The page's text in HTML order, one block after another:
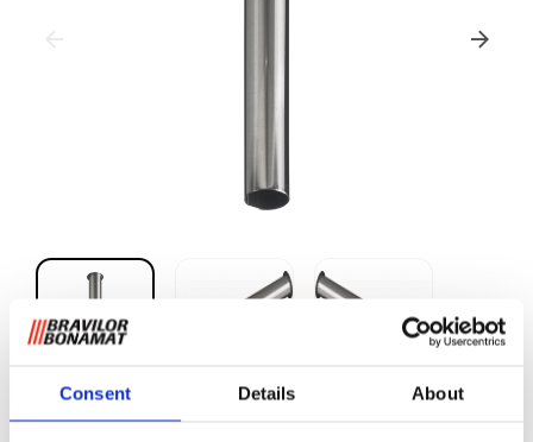
Consent Details About
Mischrohr für 5/10L